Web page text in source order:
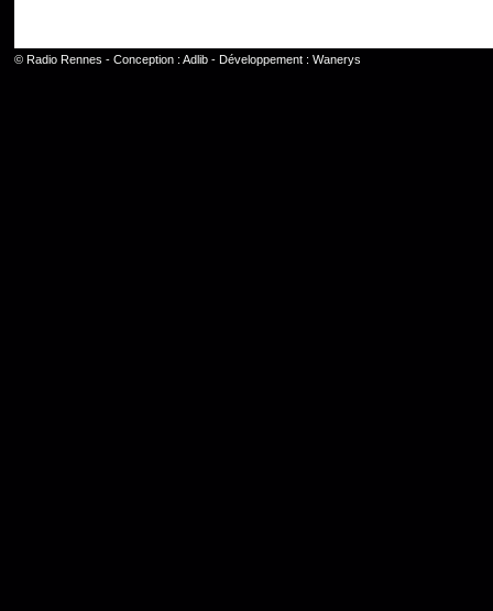
© Radio Rennes - Conception : Adlib- Développement : Wanerys